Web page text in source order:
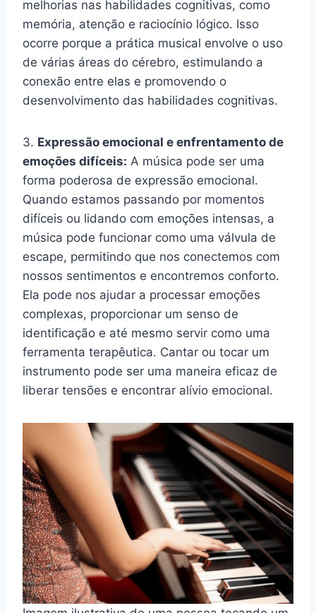
melhorias nas habilidades cognitivas, como
memória, atenção e raciocínio lógico. Isso
ocorre porque a prática musical envolve o uso
de várias áreas do cérebro, estimulando a
conexão entre elas e promovendo o
desenvolvimento das habilidades cognitivas.
3. Expressão emocional e enfrentamento de
emoções difíceis: A música pode ser uma
forma poderosa de expressão emocional.
Quando estamos passando por momentos
difíceis ou lidando com emoções intensas, a
música pode funcionar como uma válvula de
escape, permitindo que nos conectemos com
nossos sentimentos e encontremos conforto.
Ela pode nos ajudar a processar emoções
complexas, proporcionar um senso de
identificação e até mesmo servir como uma
ferramenta terapêutica. Cantar ou tocar um
instrumento pode ser uma maneira eficaz de
liberar tensões e encontrar alívio emocional.